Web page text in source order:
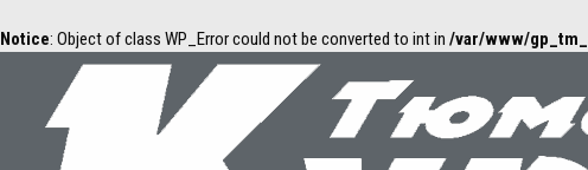
Notice: Object of class WP_Error could not be converted to int in /var/www/